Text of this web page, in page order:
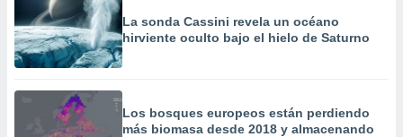
La sonda Cassini revela un océano
hirviente oculto bajo el hielo de Saturno
Los bosques europeos están perdiendo
más biomasa desde 2018 y almacenando